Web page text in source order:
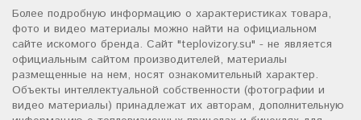
Более подробную информацию о характеристиках товара,
фото и видео материалы можно найти на официальном
сайте искомого бренда. Сайт "teplovizory.su" - не является
официальным сайтом производителей, материалы
размещенные на нем, носят ознакомительный характер.
Объекты интеллектуальной собственности (фотографии и
видео материалы) принадлежат их авторам, дополнительную